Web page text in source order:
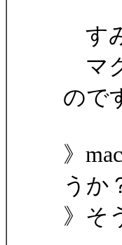
す
マ
ので
》
うか
》そ